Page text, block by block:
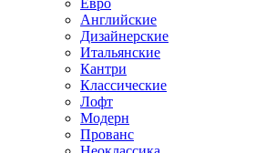
Евро
Английские
Дизайнерские
Итальянские
Кантри
Классические
Лофт
Модерн
Прованс